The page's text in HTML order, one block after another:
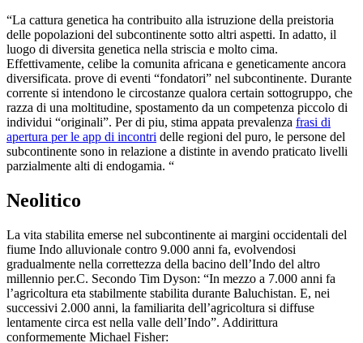
“La cattura genetica ha contribuito alla istruzione della preistoria
delle popolazioni del subcontinente sotto altri aspetti. In adatto, il
luogo di diversita genetica nella striscia e molto cima.
Effettivamente, celibe la comunita africana e geneticamente ancora
diversificata. prove di eventi “fondatori” nel subcontinente. Durante
corrente si intendono le circostanze qualora certain sottogruppo, che
razza di una moltitudine, spostamento da un competenza piccolo di
individui “originali”. Per di piu, stima appata prevalenza frasi di
apertura per le app di incontri delle regioni del puro, le persone del
subcontinente sono in relazione a distinte in avendo praticato livelli
parzialmente alti di endogamia. “
Neolitico
La vita stabilita emerse nel subcontinente ai margini occidentali del
fiume Indo alluvionale contro 9.000 anni fa, evolvendosi
gradualmente nella correttezza della bacino dell’Indo del altro
millennio per.C. Secondo Tim Dyson: “In mezzo a 7.000 anni fa
l’agricoltura eta stabilmente stabilita durante Baluchistan. E, nei
successivi 2.000 anni, la familiarita dell’agricoltura si diffuse
lentamente circa est nella valle dell’Indo”. Addirittura
conformemente Michael Fisher: